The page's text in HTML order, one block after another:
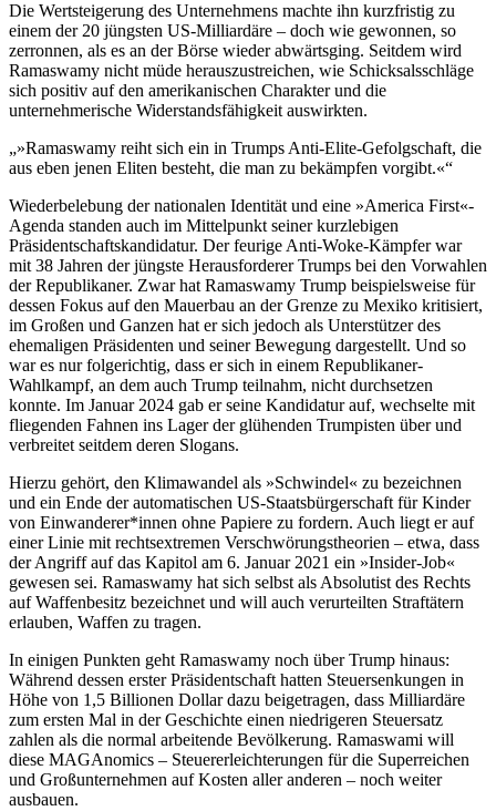
Die Wertsteigerung des Unternehmens machte ihn kurzfristig zu
einem der 20 jüngsten US-Milliardäre – doch wie gewonnen, so
zerronnen, als es an der Börse wieder abwärtsging. Seitdem wird
Ramaswamy nicht müde herauszustreichen, wie Schicksalsschläge
sich positiv auf den amerikanischen Charakter und die
unternehmerische Widerstandsfähigkeit auswirkten.
»Ramaswamy reiht sich ein in Trumps Anti-Elite-Gefolgschaft, die
aus eben jenen Eliten besteht, die man zu bekämpfen vorgibt.«
Wiederbelebung der nationalen Identität und eine »America First«-
Agenda standen auch im Mittelpunkt seiner kurzlebigen
Präsidentschaftskandidatur. Der feurige Anti-Woke-Kämpfer war
mit 38 Jahren der jüngste Herausforderer Trumps bei den Vorwahlen
der Republikaner. Zwar hat Ramaswamy Trump beispielsweise für
dessen Fokus auf den Mauerbau an der Grenze zu Mexiko kritisiert,
im Großen und Ganzen hat er sich jedoch als Unterstützer des
ehemaligen Präsidenten und seiner Bewegung dargestellt. Und so
war es nur folgerichtig, dass er sich in einem Republikaner-
Wahlkampf, an dem auch Trump teilnahm, nicht durchsetzen
konnte. Im Januar 2024 gab er seine Kandidatur auf, wechselte mit
fliegenden Fahnen ins Lager der glühenden Trumpisten über und
verbreitet seitdem deren Slogans.
Hierzu gehört, den Klimawandel als »Schwindel« zu bezeichnen
und ein Ende der automatischen US-Staatsbürgerschaft für Kinder
von Einwanderer*innen ohne Papiere zu fordern. Auch liegt er auf
einer Linie mit rechtsextremen Verschwörungstheorien – etwa, dass
der Angriff auf das Kapitol am 6. Januar 2021 ein »Insider-Job«
gewesen sei. Ramaswamy hat sich selbst als Absolutist des Rechts
auf Waffenbesitz bezeichnet und will auch verurteilten Straftätern
erlauben, Waffen zu tragen.
In einigen Punkten geht Ramaswamy noch über Trump hinaus:
Während dessen erster Präsidentschaft hatten Steuersenkungen in
Höhe von 1,5 Billionen Dollar dazu beigetragen, dass Milliardäre
zum ersten Mal in der Geschichte einen niedrigeren Steuersatz
zahlen als die normal arbeitende Bevölkerung. Ramaswami will
diese MAGAnomics – Steuererleichterungen für die Superreichen
und Großunternehmen auf Kosten aller anderen – noch weiter
ausbauen.